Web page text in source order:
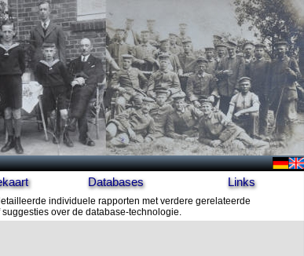
Databases Links
individuele rapporten met verdere gerelateerde
over de database-technologie.